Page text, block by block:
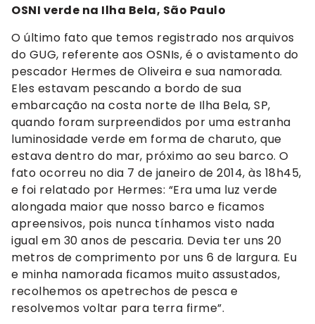
OSNI verde na Ilha Bela, São Paulo
O último fato que temos registrado nos arquivos
do GUG, referente aos OSNIs, é o avistamento do
pescador Hermes de Oliveira e sua namorada.
Eles estavam pescando a bordo de sua
embarcação na costa norte de Ilha Bela, SP,
quando foram surpreendidos por uma estranha
luminosidade verde em forma de charuto, que
estava dentro do mar, próximo ao seu barco. O
fato ocorreu no dia 7 de janeiro de 2014, às 18h45,
e foi relatado por Hermes: “Era uma luz verde
alongada maior que nosso barco e ficamos
apreensivos, pois nunca tínhamos visto nada
igual em 30 anos de pescaria. Devia ter uns 20
metros de comprimento por uns 6 de largura. Eu
e minha namorada ficamos muito assustados,
recolhemos os apetrechos de pesca e
resolvemos voltar para terra firme”.